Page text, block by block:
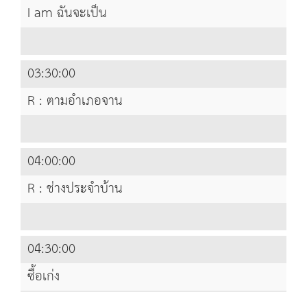
I am ฉันจะเป็น
03:30:00
R : ตามอำเภอจาน
04:00:00
R : ช่างประจำบ้าน
04:30:00
ซื้อเก่ง